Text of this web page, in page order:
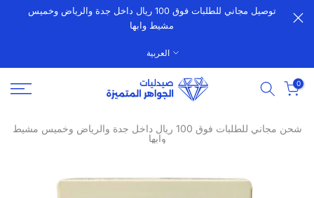
الانتقالتوصيل مجاني للطلبات فوق 100 ريال داخل جدة والرياض وخميس
مشيط وابها
العربية
0
شحن مجاني للطلبات فوق 100 ريال داخل جدة والرياض وخميس مشيط
وابها